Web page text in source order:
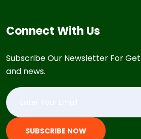
Connect With Us
Subscribe Our Newsletter For
and news.
SUBSCRIBE NOW